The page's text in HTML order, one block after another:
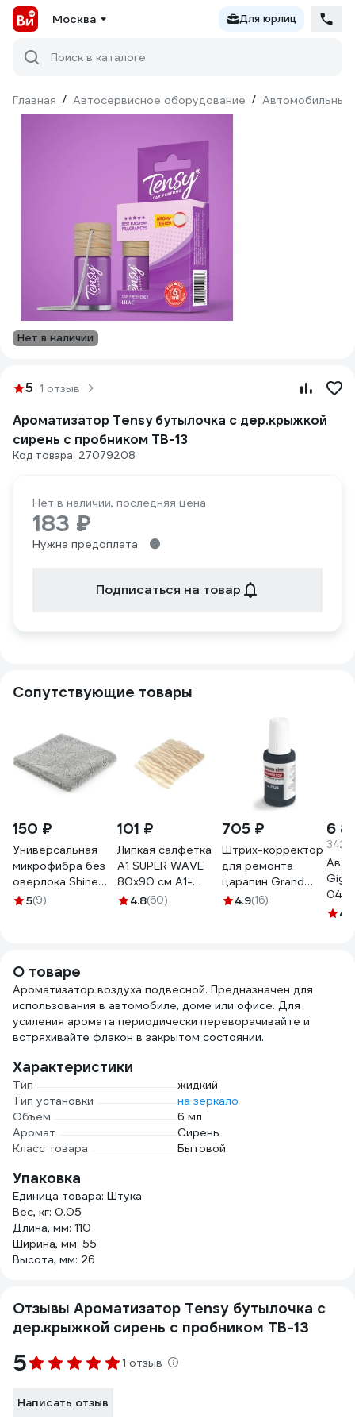
Москва Для юрлиц
Поиск в каталоге
Главная / Автосервисное оборудование / Автомобильные
Нет в наличии
5 1 отзыв
Ароматизатор Tensy бутылочка с дер.крыжкой
сирень с пробником TB-13
Код товара: 27079208
Нет в наличии, последняя цена
183 ₽
Нужна предоплата
Подписаться на товар
Сопутствующие товары
150 ₽
Универсальная
микрофибра без
оверлока Shine
systems edgeless
5(9)
101 ₽
Липкая салфетка
А1 SUPER WAVE
80x90 см А1-
50509SW
4.8(60)
705 ₽
Штрих-корректор
для ремонта
царапин Grand
Line GL RAL7024 с
4.9(16)
6
04
4.8
О товаре
Ароматизатор воздуха подвесной. Предназначен для
использования в автомобиле, доме или офисе. Для
усиления аромата периодически переворачивайте и
встряхивайте флакон в закрытом состоянии.
Характеристики
Тип
жидкий
Тип установки
на зеркало
Объем
6 мл
Аромат
Сирень
Класс товара
Бытовой
Упаковка
Единица товара: Штука
Вес, кг: 0.05
Длина, мм: 110
Ширина, мм: 55
Высота, мм: 26
Отзывы Ароматизатор Tensy бутылочка с
дер.крыжкой сирень с пробником TB-13
5 1 отзыв
Написать отзыв